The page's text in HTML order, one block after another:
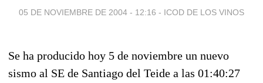
05 DE NOVIEMBRE DE 2004 - 12:16 - ICOD DE LOS VINOS
Se ha producido hoy 5 de noviembre un nuevo
sismo al SE de Santiago del Teide a las 01:40:27